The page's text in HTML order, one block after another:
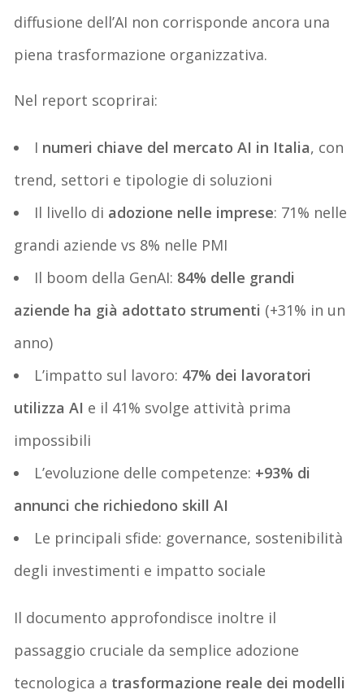
diffusione dell’AI non corrisponde ancora una
piena trasformazione organizzativa.
Nel report scoprirai:
I numeri chiave del mercato AI in Italia, con
trend, settori e tipologie di soluzioni
Il livello di adozione nelle imprese: 71% nelle
grandi aziende vs 8% nelle PMI
Il boom della GenAI: 84% delle grandi
aziende ha già adottato strumenti (+31% in un
anno)
L’impatto sul lavoro: 47% dei lavoratori
utilizza AI e il 41% svolge attività prima
impossibili
L’evoluzione delle competenze: +93% di
annunci che richiedono skill AI
Le principali sfide: governance, sostenibilità
degli investimenti e impatto sociale
Il documento approfondisce inoltre il
passaggio cruciale da semplice adozione
tecnologica a trasformazione reale dei modelli